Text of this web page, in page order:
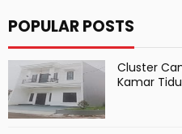
POPULAR POSTS
Cluster
Kamar